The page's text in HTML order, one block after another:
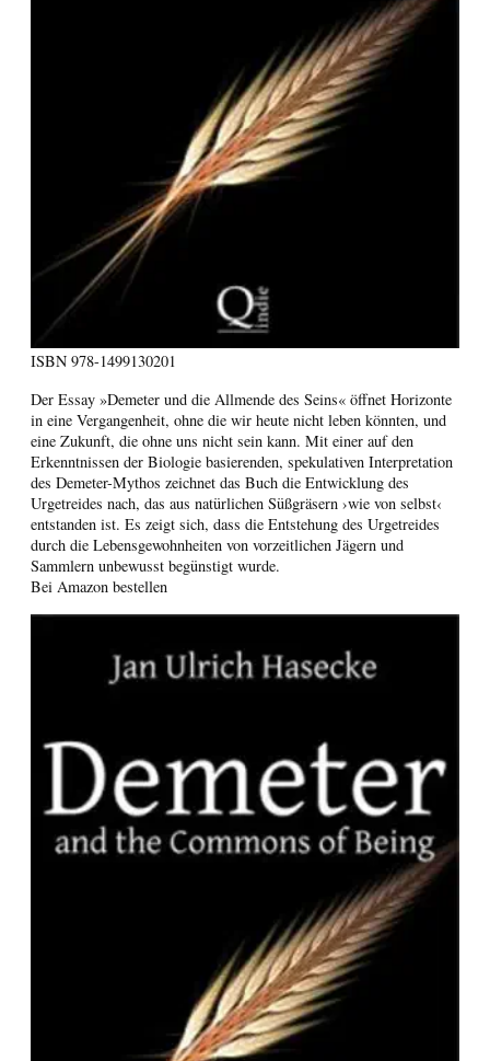
ISBN 978-1499130201
Der Essay »Demeter und die Allmende des Seins« öffnet Horizonte
in eine Vergangenheit, ohne die wir heute nicht leben könnten, und
eine Zukunft, die ohne uns nicht sein kann. Mit einer auf den
Erkenntnissen der Biologie basierenden, spekulativen Interpretation
des Demeter-Mythos zeichnet das Buch die Entwicklung des
Urgetreides nach, das aus natürlichen Süßgräsern ›wie von selbst‹
entstanden ist. Es zeigt sich, dass die Entstehung des Urgetreides
durch die Lebensgewohnheiten von vorzeitlichen Jägern und
Sammlern unbewusst begünstigt wurde.
Bei Amazon bestellen